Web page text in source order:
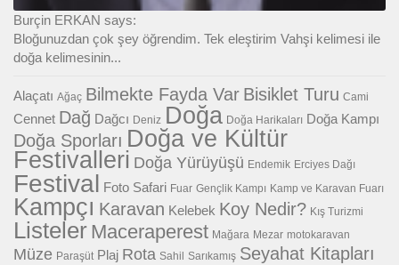
Burçin ERKAN says:
Bloğunuzdan çok şey öğrendim. Tek eleştirim Vahşi kelimesi ile
doğa kelimesinin...
Alaçatı Ağaç Bilmekte Fayda Var Bisiklet Turu Cami
Cennet Dağ Dağcı Deniz Doğa Doğa Harikaları Doğa Kampı
Doğa Sporları Doğa ve Kültür
Festivalleri Doğa Yürüyüşü Endemik Erciyes Dağı
Festival Foto Safari Fuar Gençlik Kampı Kamp ve Karavan Fuarı
Kampçı Karavan Kelebek Koy Nedir? Kış Turizmi
Listeler Maceraperest Mağara Mezar motokaravan
Müze Paraşüt Plaj Rota Sahil Sarıkamış Seyahat Kitapları